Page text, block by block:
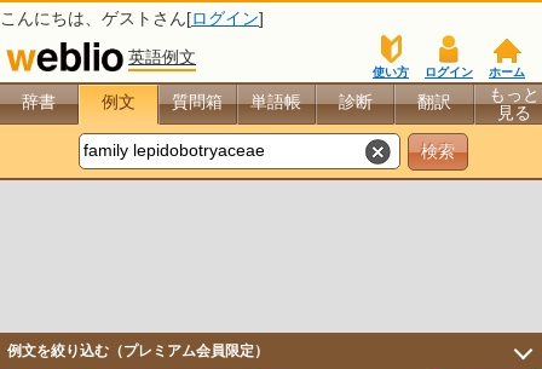
こんにちは、 ゲスト さん[ログイン]
英語例文
ホーム
ログイン
使い方
辞書 例文 質問箱 単語帳 診断 翻訳
もっと
見る
例文を絞り込む（プレミアム会員限定）